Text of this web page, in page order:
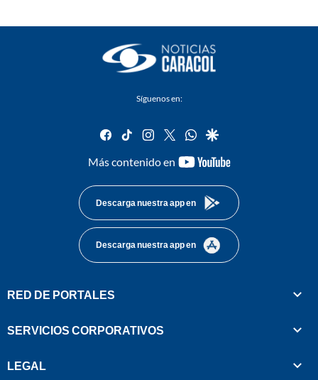
Síguenos en:
facebook
tiktok instagram
twitterwhatsapp
google
Más contenido en
youtube-
Descarga nuestra app en
Descarga nuestra app en
RED DE PORTALES
SERVICIOS CORPORATIVOS
LEGAL